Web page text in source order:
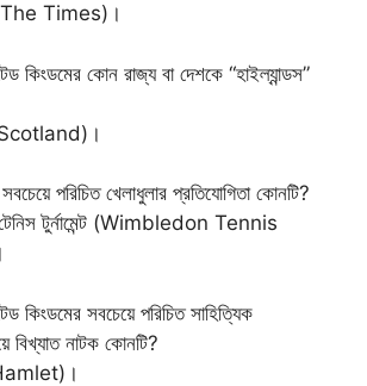
Times)।
কিংডমের কোন রাজ্য বা দেশকে “হাইল্যান্ডস”
সবচেয়ে পরিচিত খেলাধুলার প্রতিযোগিতা কোনটি?
টুর্নামেন্ট (Wimbledon Tennis
কিংডমের সবচেয়ে পরিচিত সাহিত্যিক
বিখ্যাত নাটক কোনটি?